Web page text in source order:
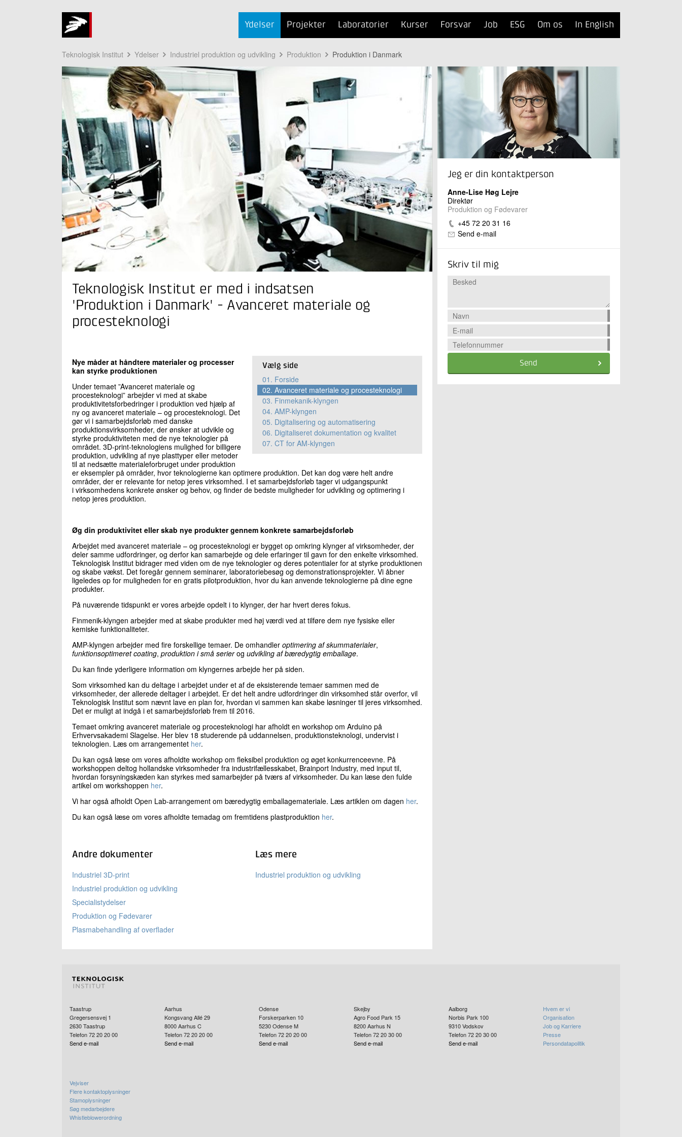
Ydelser Projekter Laboratorier Kurser Forsvar Job ESG Om os In English
Teknologisk Institut Ydelser Industriel produktion og udvikling Produktion Produktion i Danmark
Teknologisk Institut er med i indsatsen
'Produktion i Danmark' - Avanceret materiale og
procesteknologi
Vælg side
01. Forside
02. Avanceret materiale og procesteknologi
03. Finmekanik-klyngen
04. AMP-klyngen
05. Digitalisering og automatisering
06. Digitaliseret dokumentation og kvalitet
07. CT for AM-klyngen
Nye måder at håndtere materialer og processer
kan styrke produktionen
Under temaet ”Avanceret materiale og
procesteknologi” arbejder vi med at skabe
produktivitetsforbedringer i produktion ved hjælp af
ny og avanceret materiale – og procesteknologi. Det
gør vi i samarbejdsforløb med danske
produktionsvirksomheder, der ønsker at udvikle og
styrke produktiviteten med de nye teknologier på
området. 3D-print-teknologiens mulighed for billigere
produktion, udvikling af nye plasttyper eller metoder
til at nedsætte materialeforbruget under produktion
er eksempler på områder, hvor teknologierne kan optimere produktion. Det kan dog være helt andre
områder, der er relevante for netop jeres virksomhed. I et samarbejdsforløb tager vi udgangspunkt
i virksomhedens konkrete ønsker og behov, og finder de bedste muligheder for udvikling og optimering i
netop jeres produktion.
Øg din produktivitet eller skab nye produkter gennem konkrete samarbejdsforløb
Arbejdet med avanceret materiale – og procesteknologi er bygget op omkring klynger af virksomheder, der
deler samme udfordringer, og derfor kan samarbejde og dele erfaringer til gavn for den enkelte virksomhed.
Teknologisk Institut bidrager med viden om de nye teknologier og deres potentialer for at styrke produktionen
og skabe vækst. Det foregår gennem seminarer, laboratoriebesøg og demonstrationsprojekter. Vi åbner
ligeledes op for muligheden for en gratis pilotproduktion, hvor du kan anvende teknologierne på dine egne
produkter.
På nuværende tidspunkt er vores arbejde opdelt i to klynger, der har hvert deres fokus.
Finmenik-klyngen arbejder med at skabe produkter med høj værdi ved at tilføre dem nye fysiske eller
kemiske funktionaliteter.
AMP-klyngen arbejder med fire forskellige temaer. De omhandler optimering af skummaterialer,
funktionsoptimeret coating, produktion i små serierog udvikling af bæredygtig emballage.
Du kan finde yderligere information om klyngernes arbejde her på siden.
Som virksomhed kan du deltage i arbejdet under et af de eksisterende temaer sammen med de
virksomheder, der allerede deltager i arbejdet. Er det helt andre udfordringer din virksomhed står overfor, vil
Teknologisk Institut som nævnt lave en plan for, hvordan vi sammen kan skabe løsninger til jeres virksomhed.
Det er muligt at indgå i et samarbejdsforløb frem til 2016.
Temaet omkring avanceret materiale og procesteknologi har afholdt en workshop om Arduino på
Erhvervsakademi Slagelse. Her blev 18 studerende på uddannelsen, produktionsteknologi, undervist i
teknologien. Læs om arrangementet her.
Du kan også læse om vores afholdte workshop om fleksibel produktion og øget konkurrenceevne. På
workshoppen deltog hollandske virksomheder fra industrifællesskabet, Brainport Industry, med input til,
hvordan forsyningskæden kan styrkes med samarbejder på tværs af virksomheder. Du kan læse den fulde
artikel om workshoppen her.
Vi har også afholdt Open Lab-arrangement om bæredygtig emballagemateriale. Læs artiklen om dagen her.
Du kan også læse om vores afholdte temadag om fremtidens plastproduktion her.
Andre dokumenter
Industriel 3D-print
Industriel produktion og udvikling
Specialistydelser
Produktion og Fødevarer
Plasmabehandling af overflader
Læs mere
Industriel produktion og udvikling
Jeg er din kontaktperson
Anne-Lise Høg Lejre
Direktør
Produktion og Fødevarer
+45 72 20 31 16
Send e-mail
Skriv til mig
Send
Taastrup
Gregersensvej 1
2630Taastrup
Telefon 72 20 20 00
Send e-mail
Aarhus
Kongsvang Allé 29
8000 Aarhus C
Telefon 72 20 20 00
Send e-mail
Odense
Forskerparken 10
5230 Odense M
Telefon 72 20 20 00
Send e-mail
Skejby
Agro Food Park 15
8200Aarhus N
Telefon 72 20 30 00
Send e-mail
Aalborg
Norbis Park 100
9310 Vodskov
Telefon 72 20 30 00
Send e-mail
Hvem er vi
Organisation
Job og Karriere
Presse
Persondatapolitik
Vejviser
Flere kontaktoplysninger
Stamoplysninger
Søg medarbejdere
Whistleblowerordning